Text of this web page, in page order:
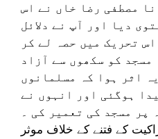
نا مصطفی رضا خاں نے اس
دیا اور آپ نے دلائل
تحریک میں حصہ لے کر
مسجد کو سکھوں سے آزاد
اثر ہوا کہ مسلمانوں
ہوگئی اور انہوں نے
پر مسجد کی تعمیر کی ۔
کے فتنے کے خلاف موثر